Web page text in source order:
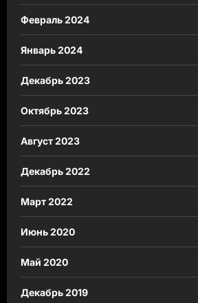
Февраль 2024
Январь 2024
Декабрь 2023
Октябрь 2023
Август 2023
Декабрь 2022
Март 2022
Июнь 2020
Май 2020
Декабрь 2019